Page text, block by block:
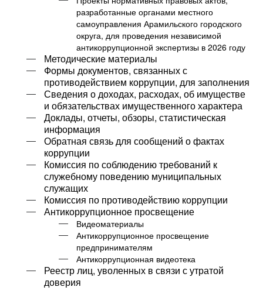
разработанные органами местного
самоуправления Арамильского городского
округа, для проведения независимой
антикоррупционной экспертизы в 2026 году
Методические материалы
Формы документов, связанных с
противодействием коррупции, для заполнения
Сведения о доходах, расходах, об имуществе
и обязательствах имущественного характера
Доклады, отчеты, обзоры, статистическая
информация
Обратная связь для сообщений о фактах
коррупции
Комиссия по соблюдению требований к
служебному поведению муниципальных
служащих
Комиссия по противодействию коррупции
Антикоррупционное просвещение
Видеоматериалы
Антикоррупционное просвещение
предпринимателям
Антикоррупционная видеотека
Реестр лиц, уволенных в связи с утратой
доверия